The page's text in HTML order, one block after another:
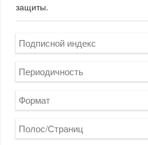
защиты.
Подписной индекс
Периодичность
Формат
Полос/Страниц